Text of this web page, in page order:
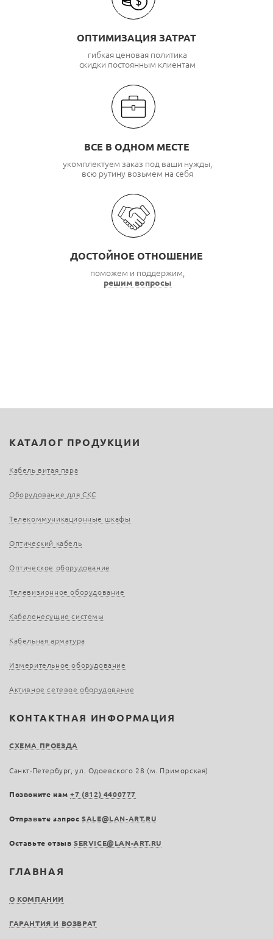
ОПТИМИЗАЦИЯ ЗАТРАТ
гибкая ценовая политика
скидки постоянным клиентам
ВСЕ В ОДНОМ МЕСТЕ
укомплектуем заказ под ваши нужды,
всю рутину возьмем на себя
ДОСТОЙНОЕ ОТНОШЕНИЕ
поможем и поддержим,
решим вопросы
ГЛАВНАЯ
О КОМПАНИИ
ГАРАНТИЯ И ВОЗВРАТ
КАТАЛОГ ПРОДУКЦИИ
Кабель витая пара
Оборудование для СКС
Телекоммуникационные шкафы
Оптический кабель
Оптическое оборудование
Телевизионное оборудование
Кабеленесущие системы
Кабельная арматура
Измерительное оборудование
Активное сетевое оборудование
КОНТАКТНАЯ ИНФОРМАЦИЯ
СХЕМА ПРОЕЗДА
Санкт-Петербург, ул. Одоевского 28 (м. Приморская)
Позвоните нам+7 (812) 4400777
Отправьте запросSALE@LAN-ART.RU
Оставьте отзыв SERVICE@LAN-ART.RU